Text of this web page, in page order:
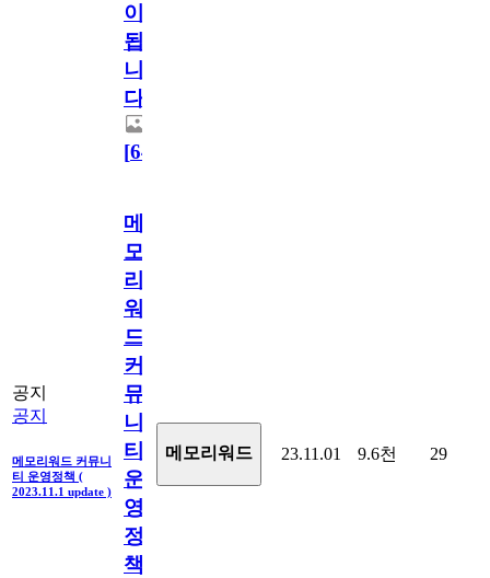
이
됩
니
다.
[64
공지
공지
메모리워드 커뮤니
티 운영정책 (
2023.11.1 update )
메
모
리
워
드
커
뮤
니
티
운
영
정
책
메모리워드 23.11.01 9.6천 29